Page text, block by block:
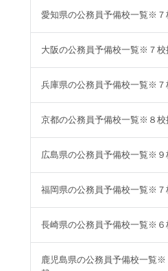
愛知県の公務員予備校一覧※７
大阪の公務員予備校一覧※７校
兵庫県の公務員予備校一覧※７
京都の公務員予備校一覧※８校
広島県の公務員予備校一覧※９
福岡県の公務員予備校一覧※７
長崎県の公務員予備校一覧※６
鹿児島県の公務員予備校一覧※